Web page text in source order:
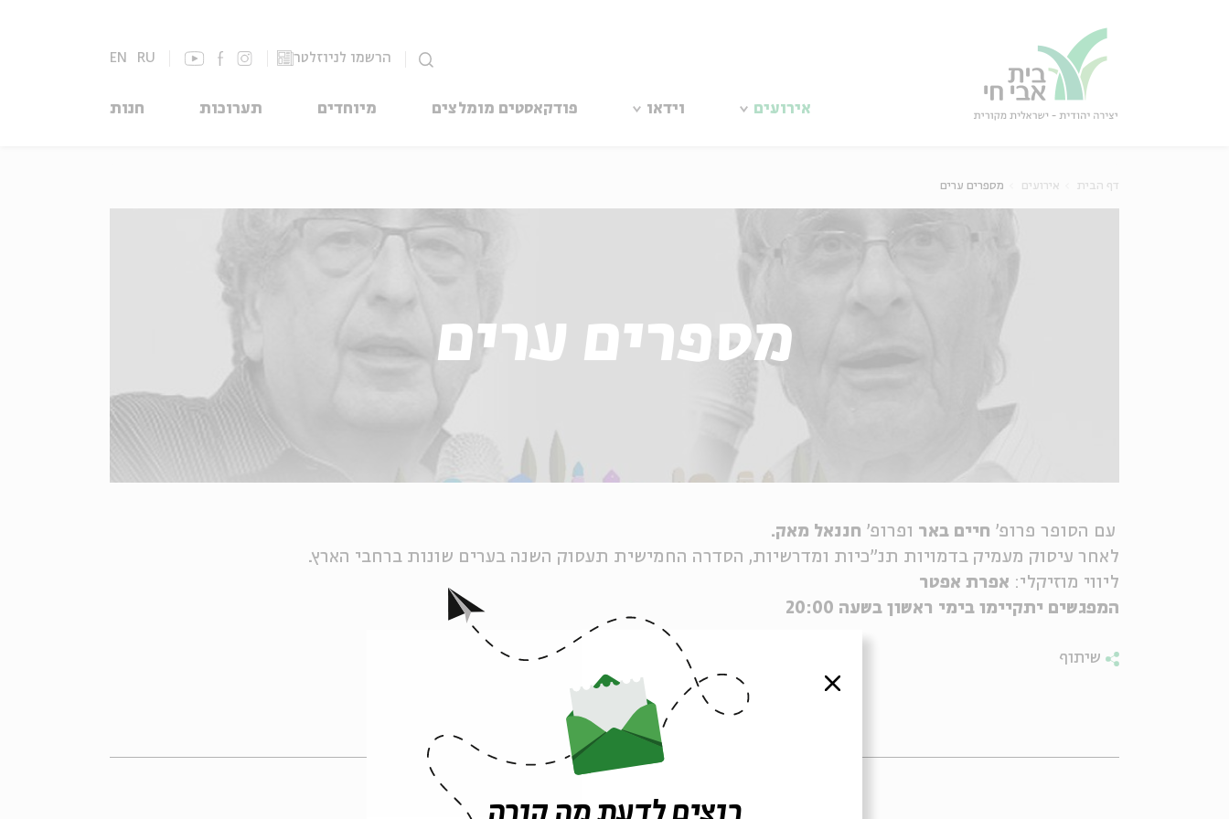
הרשמו לניוזלטר EN RU
אירועים וידאו פודקאסטים מומלצים מיוחדים תערוכות חנות
דף הבית אירועים מספרים ערים
מספרים ערים
עם הסופר פרופ' חיים באר ופרופ' חננאל מאק.
לאחר עיסוק מעמיק בדמויות תנ"כיות ומדרשיות, הסדרה החמישית תעסוק השנה בערים שונות ברחבי הארץ.
ליווי מוזיקלי: אפרת אפטר
המפגשים יתקיימו בימי ראשון בשעה 20:00
שיתוף
סגור